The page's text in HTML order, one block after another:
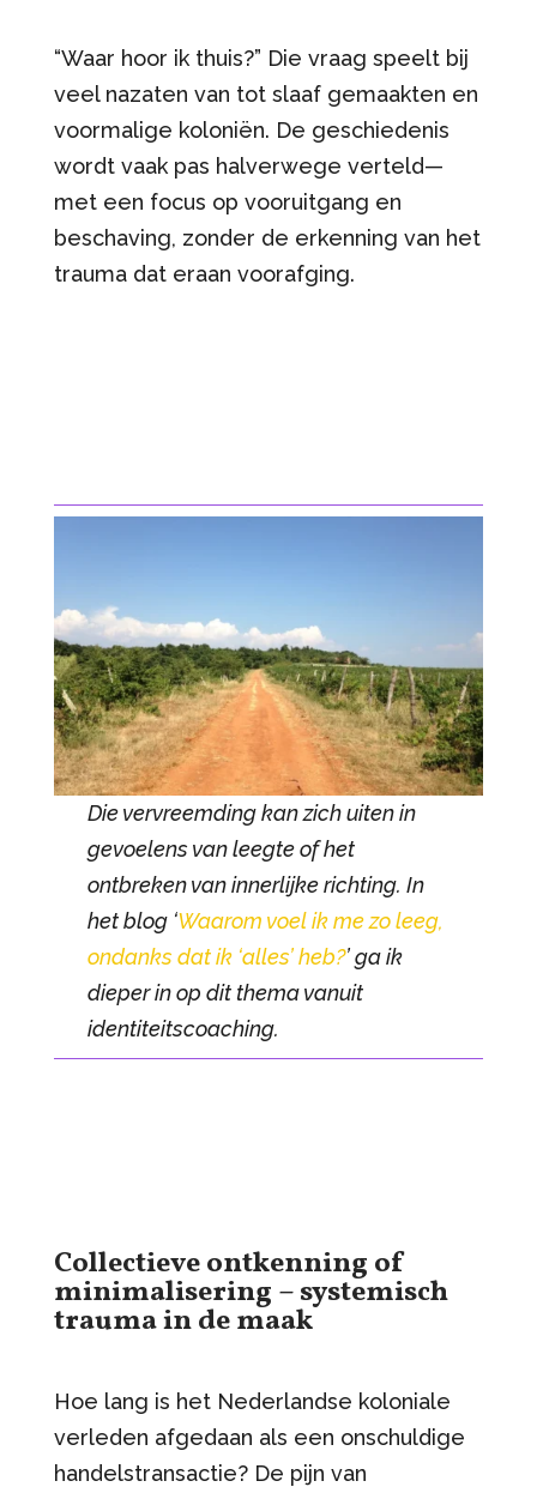
“Waar hoor ik thuis?” Die vraag speelt bij
veel nazaten van tot slaaf gemaakten en
voormalige koloniën. De geschiedenis
wordt vaak pas halverwege verteld—
met een focus op vooruitgang en
beschaving, zonder de erkenning van het
trauma dat eraan voorafging.
Die vervreemding kan zich uiten in
gevoelens van leegte of het
ontbreken van innerlijke richting. In
het blog ‘Waarom voel ik me zo leeg,
ondanks dat ik ‘alles’ heb?’ ga ik
dieper in op dit thema vanuit
identiteitscoaching.
Collectieve ontkenning of
minimalisering – systemisch
trauma in de maak
Hoe lang is het Nederlandse koloniale
verleden afgedaan als een onschuldige
handelstransactie? De pijn van